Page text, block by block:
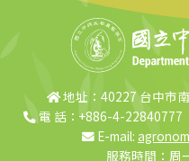
地址：40227 台中市
電 話：+886-4-22840777
E-mail:
服務時間：周